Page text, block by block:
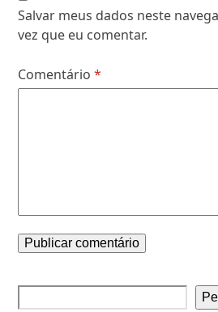
Salvar meus dados neste
vez que eu comentar.
Comentário*